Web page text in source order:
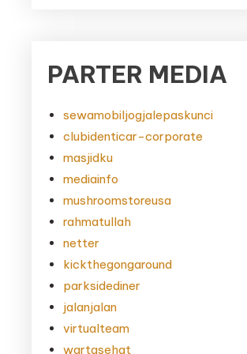
PARTER MEDIA
sewamobiljogjalepaskunci
clubidenticar-corporate
masjidku
mediainfo
mushroomstoreusa
rahmatullah
netter
kickthegongaround
parksidediner
jalanjalan
virtualteam
wartasehat